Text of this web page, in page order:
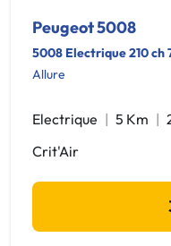
Peugeot 5008
5008 Electrique 210 ch
Allure
Electrique 5 Km
Crit'Air